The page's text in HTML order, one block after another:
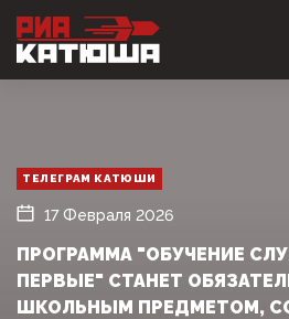
ТЕЛЕГРАМ КАТЮШИ
17 Февраля 2026
ПРОГРАММА "ОБУЧЕНИЕ
ПЕРВЫЕ" СТАНЕТ
ШКОЛЬНЫМ ПРЕДМЕТОМ,